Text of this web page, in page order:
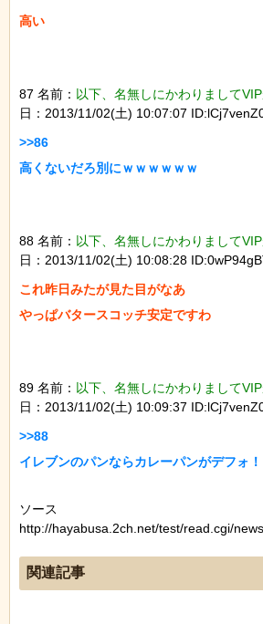
87 名前： 以下、名無しにかわりまして
日：2013/11/02(土) 10:07:07
>>86
88 名前： 以下、名無しにかわりまして
日：2013/11/02(土) 10:08:28
これ昨日みたが見た目がなあ
89 名前： 以下、名無しにかわりまして
日：2013/11/02(土) 10:09:37
>>88
ソース
http://hayabusa.2ch.net/test/read.cgi/
関連記事